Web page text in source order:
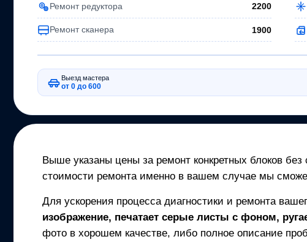
Ремонт редуктора 2200
Ремонт сканера 1900
Выезд мастера
от 0 до 600
Выше указаны цены за ремонт конкретных блоков
стоимости ремонта именно в вашем случае мы
Для ускорения процесса диагностики и ремонта
изображение, печатает серые листы с фоном,
фото в хорошем качестве, либо полное описание